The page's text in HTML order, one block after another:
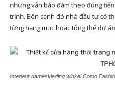
nhưng vẫn bảo đảm theo đúng
trình. Bên cạnh đó nhà đầu tư có
từng hạng mục hoặc tổng thể dự
Interieur dameskleding winkel Como